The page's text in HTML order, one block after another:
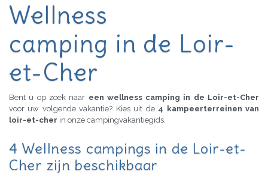
Wellness
camping in de Loir-
et-Cher
Bent u op zoek naar een wellness camping in de Loir-et-Cher
voor uw volgende vakantie? Kies uit de 4 kampeerterreinen van
loir-et-cher in onze campingvakantiegids.
4 Wellness campings in de Loir-et-
Cher zijn beschikbaar